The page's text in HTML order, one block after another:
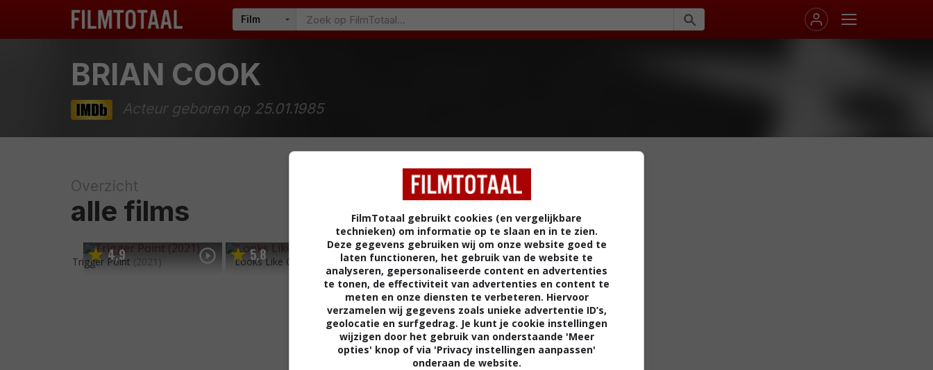
BRIAN COOK
Acteur geboren op 25.01.1985
Overzicht
alle films
4,9
Trigger Point (2021) 5,8
Looks Like Christmas (2016)
FilmTotaal gebruikt cookies (en vergelijkbare
technieken) om informatie op te slaan en in te zien.
Deze gegevens gebruiken wij om onze website goed te
laten functioneren, het gebruik van de website te
analyseren, gepersonaliseerde content en advertenties
te tonen, de effectiviteit van advertenties en content te
meten en onze diensten te verbeteren. Hiervoor
verzamelen wij gegevens zoals unieke advertentie ID’s,
geolocatie en surfgedrag. Je kunt je cookie instellingen
wijzigen door het gebruik van onderstaande 'Meer
opties' knop of via 'Privacy instellingen aanpassen'
onderaan de website.